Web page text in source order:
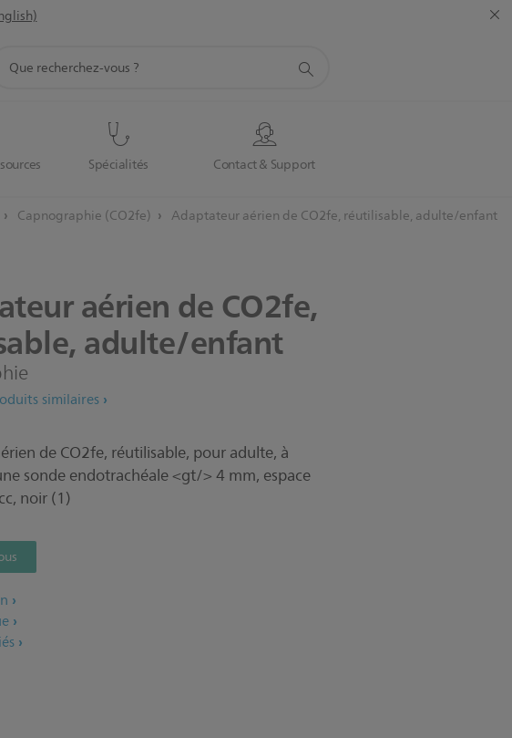
Spécialités Contact & Support
Capnographie (CO2fe) Adaptateur aérien de CO2fe, réutilisable, adulte/enfant
aériendeCO2fe,
adulte/enfant
similaires
de CO2fe, réutilisable, pour adulte, à
sonde endotrachéale <gt/> 4 mm, espace
noir (1)